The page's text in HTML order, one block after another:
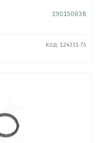
19015083B
Код: 124331-75